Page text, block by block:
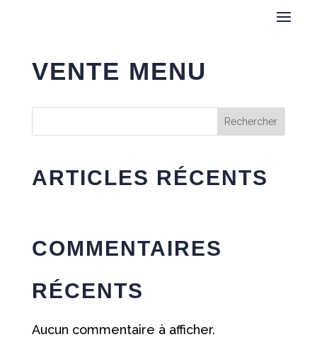
VENTE MENU
Rechercher
ARTICLES RÉCENTS
COMMENTAIRES
RÉCENTS
Aucun commentaire à afficher.